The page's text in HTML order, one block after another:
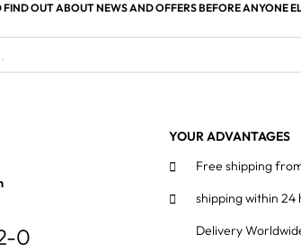
OUT ABOUT NEWS AND OFFERS BEFORE ANYONE
0
YOUR ADVANTAGES
Free shipping
shipping within 24
Delivery